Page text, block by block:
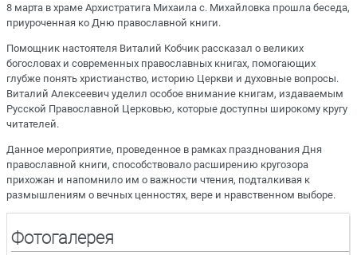
8 марта в храме Архистратига Михаила с. Михайловка прошла беседа,
приуроченная ко Дню православной книги.
Помощник настоятеля Виталий Кобчик рассказал о великих
богословах и современных православных книгах, помогающих
глубже понять христианство, историю Церкви и духовные вопросы.
Виталий Алексеевич уделил особое внимание книгам, издаваемым
Русской Православной Церковью, которые доступны широкому кругу
читателей.
Данное мероприятие, проведенное в рамках празднования Дня
православной книги, способствовало расширению кругозора
прихожан и напомнило им о важности чтения, подталкивая к
размышлениям о вечных ценностях, вере и нравственном выборе.
Фотогалерея